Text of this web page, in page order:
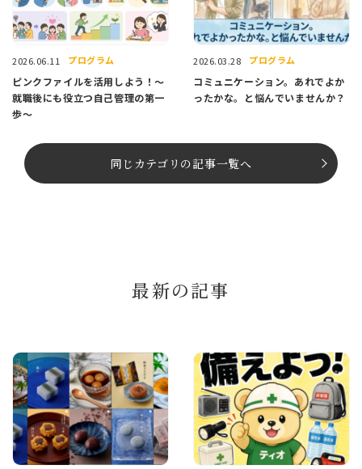
2026.06.11 プログラム
ピンクファイルを活用しよう！～
就職後にも役立つ自己管理の第一
歩～
2026.03.28 プログラム
コミュニケーション。あれでよか
ったかな。と悩んでいませんか？
同じカテゴリの記事⼀覧へ
最新の記事